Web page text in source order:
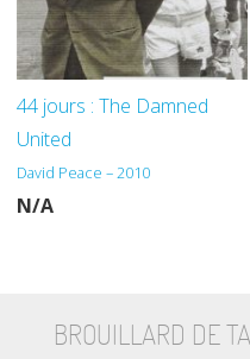
44 jours : The Damned
United
David Peace – 2010
N/A
BROUILLARD DE